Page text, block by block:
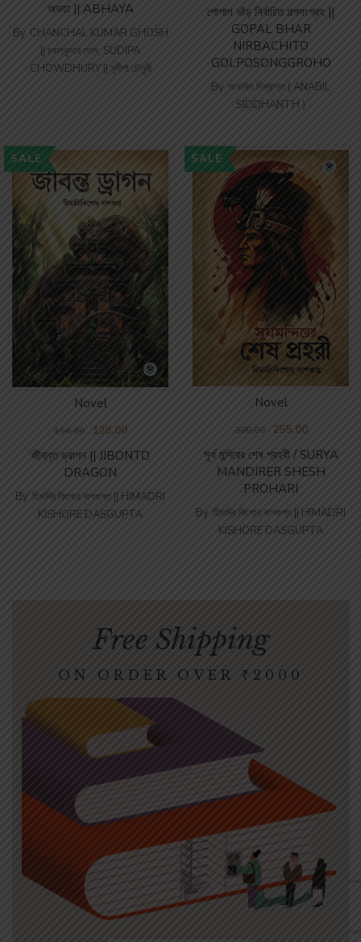
অভয়া || ABHAYA
By CHANCHAL KUMAR GHOSH
|| চঞ্চলকুমার ঘোষ, SUDIPA
CHOWDHURY || সুদীপা চৌধুরী
গোপাল ভাঁড় নির্বাচিত গল্পসংগ্রহ ||
GOPAL BHAR
NIRBACHITO
GOLPOSONGGROHO
By অনাবিল সিদ্ধান্ত ( ANABIL
SIDDHANTH )
SALE
জীবন্ত ড্রাগন || JIBONTO
DRAGON
Novel
150.00 128.00
By হিমাদ্রি কিশোর দাশগুপ্ত || HIMADRI
KISHORE DASGUPTA
SALE
সূর্য মন্দিরের শেষ প্রহরী / SURYA
MANDIRER SHESH
PROHARI
Novel
300.00 255.00
By হিমাদ্রি কিশোর দাশগুপ্ত || HIMADRI
KISHORE DASGUPTA
ON ORDER OVER ‎₹2000
Free Shipping